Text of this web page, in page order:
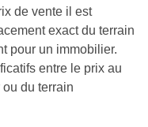
de vente il est
exact du terrain
pour un immobilier.
entre le prix au
du terrain